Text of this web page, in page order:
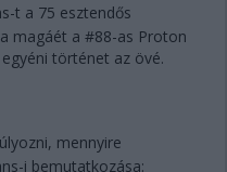
t a 75 esztendős
magáét a #88-as Proton
történet az övé.
mennyire
i bemutatkozása: